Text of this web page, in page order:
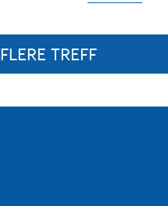
FLERE TREFF